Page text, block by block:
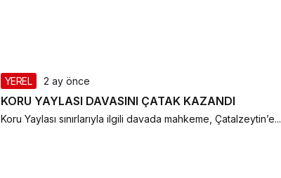
YEREL 2 ay önce
KORU YAYLASI DAVASINI ÇATAK KAZANDI
Koru Yaylası sınırlarıyla ilgili davada mahkeme, Çatalzeytin’e...